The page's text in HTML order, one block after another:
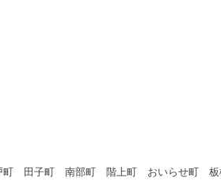
田子町 南部町 階上町 おいらせ町 板